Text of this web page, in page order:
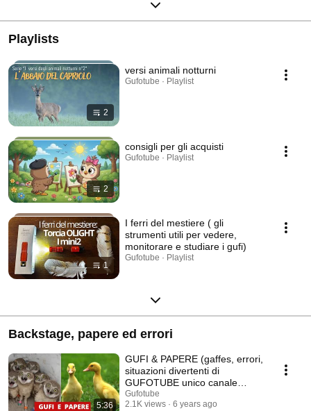
Playlists
2
versi animali notturni
Gufotube · Playlist
2
consigli per gli acquisti
Gufotube · Playlist
1
I ferri del mestiere ( gli
strumenti utili per vedere,
monitorare e studiare i gufi)
Gufotube · Playlist
Backstage, papere ed errori
5:36
GUFI & PAPERE (gaffes, errori,
situazioni divertenti di
GUFOTUBE unico canale
100% gufi)
Gufotube
2.1K views
6 years ago